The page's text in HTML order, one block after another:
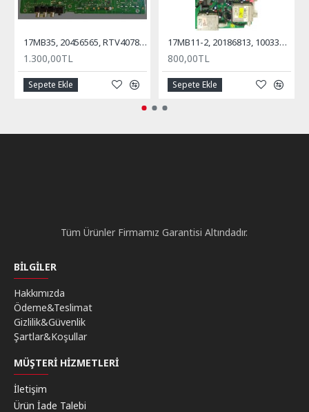
17MB35, 20456565, RTV40781, REGAL, VESTEL, ANA KART, MAİN BOARD
1.300,00TL
Sepete Ekle
17MB11-2, 20186813, 10033547, Anakart, Main Board, VESTEL, Millenium, 32''
800,00TL
Sepete Ekle
Tüm Ürünler Firmamız Garantisi Altındadır.
BILGILER
Hakkımızda
Ödeme&Teslimat
Gizlilik&Güvenlik
Şartlar&Koşullar
MÜŞTERI HIZMETLERI
İletişim
Ürün İade Talebi